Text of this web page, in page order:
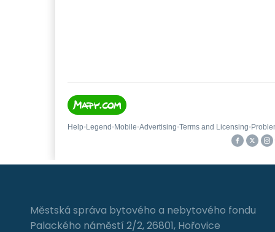
Městská správa bytového a nebytového fondu
Palackého náměstí 2/2, 26801, Hořovice